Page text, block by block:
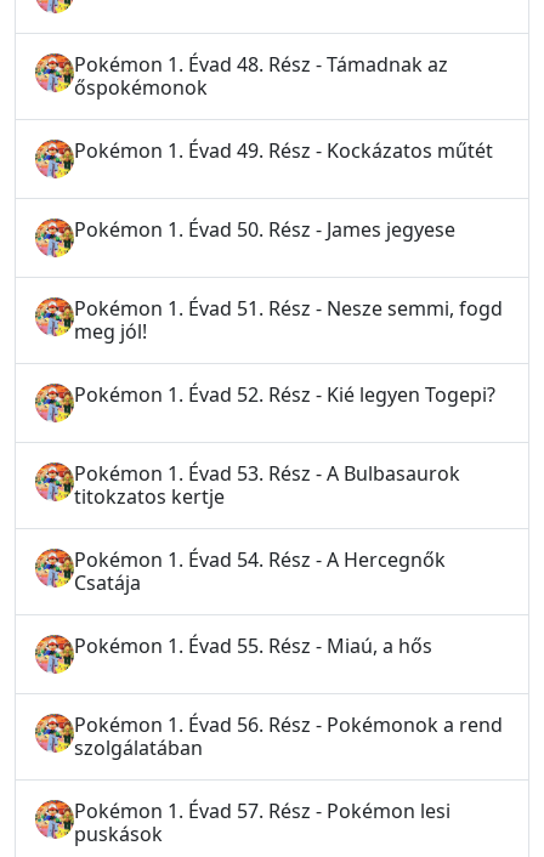
Pokémon 1. Évad 48. Rész - Támadnak az
őspokémonok
Pokémon 1. Évad 49. Rész - Kockázatos műtét
Pokémon 1. Évad 50. Rész - James jegyese
Pokémon 1. Évad 51. Rész - Nesze semmi, fogd
meg jól!
Pokémon 1. Évad 52. Rész - Kié legyen Togepi?
Pokémon 1. Évad 53. Rész - A Bulbasaurok
titokzatos kertje
Pokémon 1. Évad 54. Rész - A Hercegnők
Csatája
Pokémon 1. Évad 55. Rész - Miaú, a hős
Pokémon 1. Évad 56. Rész - Pokémonok a rend
szolgálatában
Pokémon 1. Évad 57. Rész - Pokémon lesi
puskások